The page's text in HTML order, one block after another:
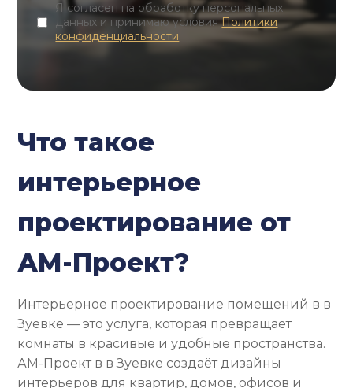
Я согласен на обработку персональных
данных и принимаю условияПолитики
конфиденциальности
Что такое
интерьерное
проектирование от
АМ-Проект?
Интерьерное проектирование помещений в в
Зуевке — это услуга, которая превращает
комнаты в красивые и удобные пространства.
АМ-Проект в в Зуевке создаёт дизайны
интерьеров для квартир, домов, офисов и